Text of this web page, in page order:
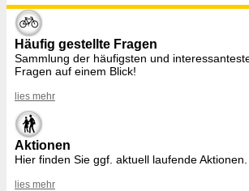
Häufig gestellte Fragen
Sammlung der häufigsten und
Fragen auf einem Blick!
lies mehr
Aktionen
Hier finden Sie ggf. aktuell laufende Aktionen.
lies mehr